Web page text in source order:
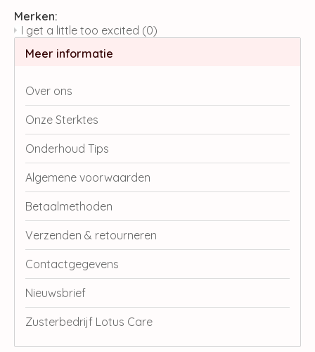
Merken:
I get a little too excited (0)
Meer informatie
Over ons
Onze Sterktes
Onderhoud Tips
Algemene voorwaarden
Betaalmethoden
Verzenden & retourneren
Contactgegevens
Nieuwsbrief
Zusterbedrijf Lotus Care